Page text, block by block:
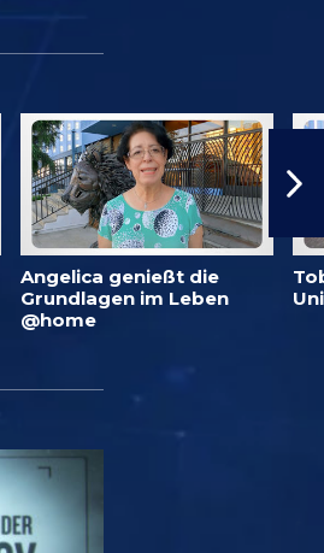
Angelica genießt die
Grundlagen im Leben
@home